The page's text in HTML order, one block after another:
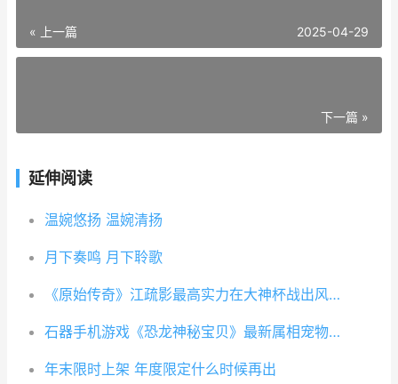
« 上一篇 2025-04-29
下一篇 »
延伸阅读
温婉悠扬 温婉清扬
月下奏鸣 月下聆歌
《原始传奇》江疏影最高实力在大神杯战出风采 原始传奇是真的吗
石器手机游戏《恐龙神秘宝贝》最新属相宠物上线 石器in手机
年末限时上架 年度限定什么时候再出